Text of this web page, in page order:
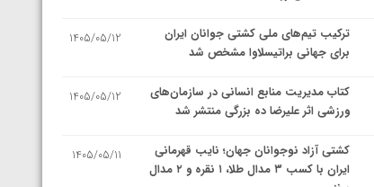
ترکیب تیم‌های ملی کشتی جوانان ایران
برای جهانی براتیسلاوا مشخص شد
1405/05/12
کتاب مدیریت منابع انسانی در سازمان‌های
ورزشی اثر علیرضا ده بزرگی منتشر شد
1405/05/12
کشتی آزاد نوجوانان جهان؛ نایب قهرمانی
ایران با کسب ۳ مدال طلا، ۱ نقره و ۲ مدال
1405/05/11